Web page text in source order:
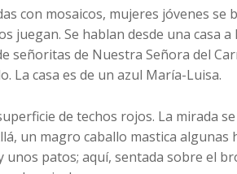
con mosaicos, mujeres jóvenes se
juegan. Se hablan desde una casa
señoritas de Nuestra Señora del
La casa es de un azul María-Luisa.
de techos rojos. La mirada
un magro caballo mastica algunas
unos patos; aquí, sentada sobre el